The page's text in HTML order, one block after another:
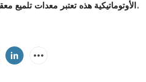
الأوتوماتيكية هذه تعتبر معدات تلميع معقولة في صناعة الأدوات المعدنية.